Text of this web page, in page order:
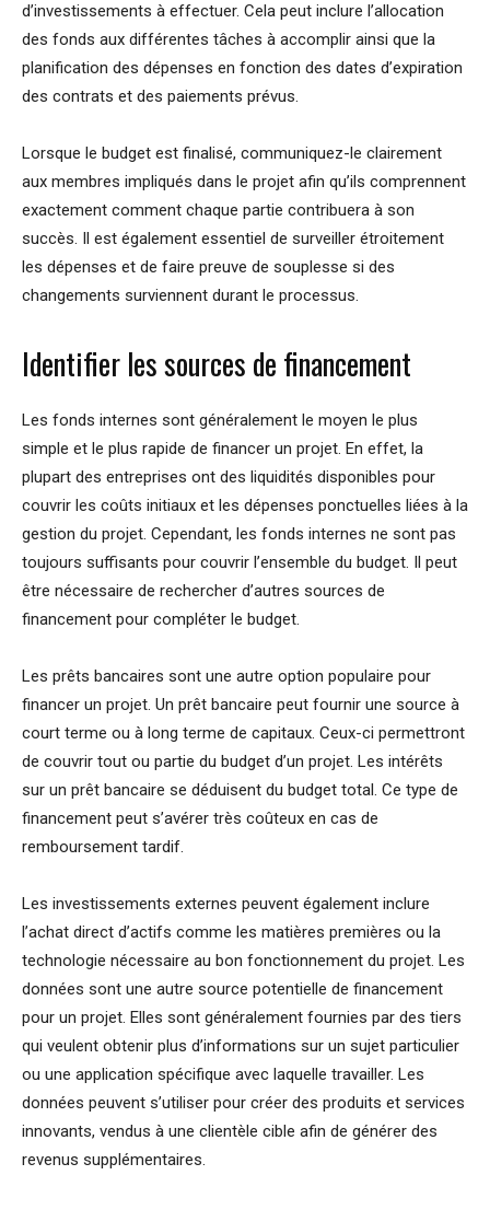
d’investissements à effectuer. Cela peut inclure l’allocation
des fonds aux différentes tâches à accomplir ainsi que la
planification des dépenses en fonction des dates d’expiration
des contrats et des paiements prévus.
Lorsque le budget est finalisé, communiquez-le clairement
aux membres impliqués dans le projet afin qu’ils comprennent
exactement comment chaque partie contribuera à son
succès. Il est également essentiel de surveiller étroitement
les dépenses et de faire preuve de souplesse si des
changements surviennent durant le processus.
Identifier les sources de financement
Les fonds internes sont généralement le moyen le plus
simple et le plus rapide de financer un projet. En effet, la
plupart des entreprises ont des liquidités disponibles pour
couvrir les coûts initiaux et les dépenses ponctuelles liées à la
gestion du projet. Cependant, les fonds internes ne sont pas
toujours suffisants pour couvrir l’ensemble du budget. Il peut
être nécessaire de rechercher d’autres sources de
financement pour compléter le budget.
Les prêts bancaires sont une autre option populaire pour
financer un projet. Un prêt bancaire peut fournir une source à
court terme ou à long terme de capitaux. Ceux-ci permettront
de couvrir tout ou partie du budget d’un projet. Les intérêts
sur un prêt bancaire se déduisent du budget total. Ce type de
financement peut s’avérer très coûteux en cas de
remboursement tardif.
Les investissements externes peuvent également inclure
l’achat direct d’actifs comme les matières premières ou la
technologie nécessaire au bon fonctionnement du projet. Les
données sont une autre source potentielle de financement
pour un projet. Elles sont généralement fournies par des tiers
qui veulent obtenir plus d’informations sur un sujet particulier
ou une application spécifique avec laquelle travailler. Les
données peuvent s’utiliser pour créer des produits et services
innovants, vendus à une clientèle cible afin de générer des
revenus supplémentaires.